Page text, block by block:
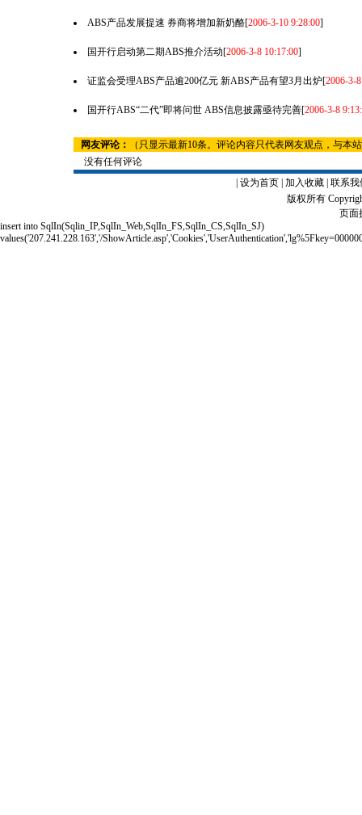
ABS产品发展提速 券商将增加新奶酪[2006-3-10 9:28:00]
国开行启动第二期ABS推介活动[2006-3-8 10:17:00]
证监会受理ABS产品逾200亿元 新ABS产品有望3月出炉[2006-3-
国开行ABS“二代”即将问世 ABS信息披露亟待完善[2006-3-8
网友评论：
（只显示最新10条。评论内容只代表网友观点，与本
没有任何评论
设为首页| 加入收藏| 联系我
版权所有
页面
insert into SqlIn(Sqlin_IP,SqlIn_Web,SqlIn_FS,SqlIn_CS,SqlIn_SJ)
values('207.241.228.163','/